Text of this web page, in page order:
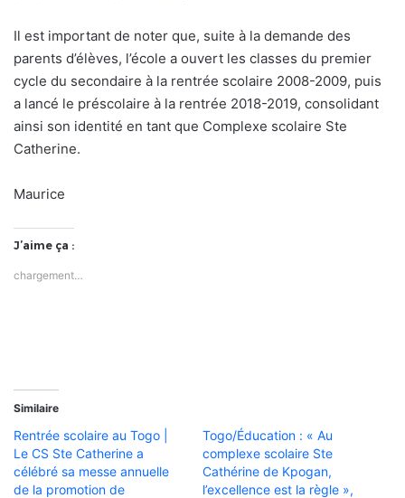
Il est important de noter que, suite à la demande des
parents d’élèves, l’école a ouvert les classes du premier
cycle du secondaire à la rentrée scolaire 2008-2009, puis
a lancé le préscolaire à la rentrée 2018-2019, consolidant
ainsi son identité en tant que Complexe scolaire Ste
Catherine.
Maurice
J’aime ça :
chargement…
Similaire
Rentrée scolaire au Togo |
Le CS Ste Catherine a
célébré sa messe annuelle
de la promotion de
Togo/Éducation : « Au
complexe scolaire Ste
Cathérine de Kpogan,
l’excellence est la règle »,